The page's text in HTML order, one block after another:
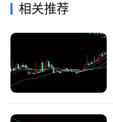
相关推荐